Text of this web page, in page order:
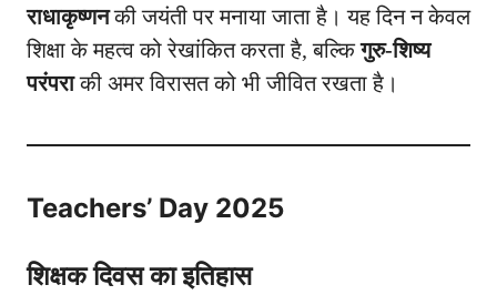
राधाकृष्णनकी जयंती पर मनाया जाता है। यह दिन न केवल
शिक्षा के महत्व को रेखांकित करता है, बल्किगुरु-शिष्य
परंपराकी अमर विरासत को भी जीवित रखता है।
Teachers’ Day 2025
शिक्षक दिवस का इतिहास